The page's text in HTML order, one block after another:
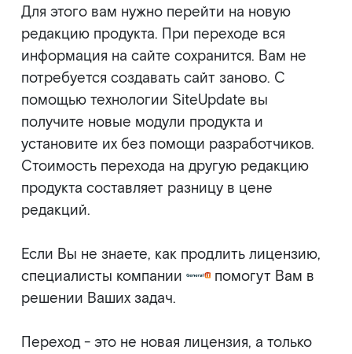
Для этого вам нужно перейти на новую
редакцию продукта. При переходе вся
информация на сайте сохранится. Вам не
потребуется создавать сайт заново. С
помощью технологии SiteUpdate вы
получите новые модули продукта и
установите их без помощи разработчиков.
Стоимость перехода на другую редакцию
продукта составляет разницу в цене
редакций.
Если Вы не знаете, как продлить лицензию,
специалисты компании
помогут Вам в
решении Ваших задач.
Переход - это не новая лицензия, а только